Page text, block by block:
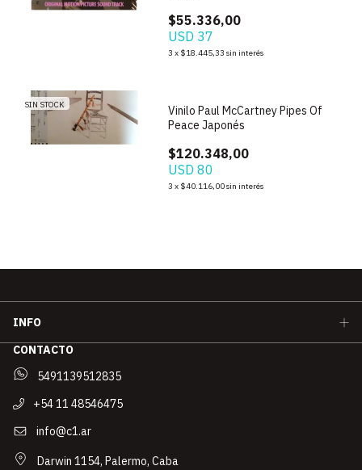
$55.336,00
USD 37
3 x $18.445,33 sin interés
SIN STOCK
Vinilo Paul McCartney Pipes Of
Peace Japonés
$120.348,00
USD 80
3 x $40.116,00sin interés
INFO
CONTACTO
5491139512835
+54 11 48546475
info@c1.ar
Darwin 1154, Palermo, Caba